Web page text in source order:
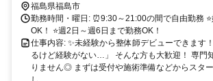
完備 福島市内はもちろん、 伊達市・二本松市・本宮市・桑折町など
からも通勤しやすい立地です♪
福島県福島市
勤務時間・曜日: ⏰9:30～21:00の間で自由勤務
OK！ ⭐週2日～週6日まで勤務OK！
仕事内容: ✨未経験から整体師デビューできます
るけど経験がない…」 そんな方も大歓迎！ 専門
りません◎ まずは受付や施術準備などからスタ